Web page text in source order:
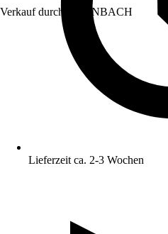
Verkauf durch: HORNBACH
Lieferzeit ca. 2-3 Wochen